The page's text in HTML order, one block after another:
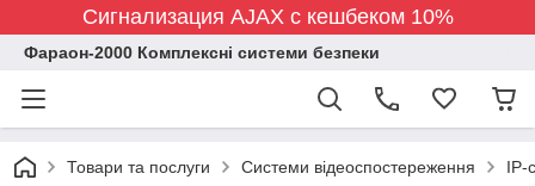
Сигнализация AJAX с кешбеком 10%
Фараон-2000 Комплексні системи безпеки
Товари та послуги Системи відеоспостереження IP-